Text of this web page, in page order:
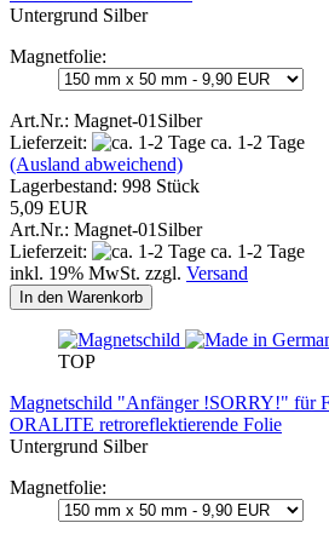
Untergrund Silber
Magnetfolie:
Art.Nr.: Magnet-01Silber
Lieferzeit:
ca. 1-2 Tage
(Ausland abweichend)
Lagerbestand: 998 Stück
5,09 EUR
Art.Nr.: Magnet-01Silber
Lieferzeit:
ca. 1-2 Tage
inkl. 19% MwSt. zzgl. Versand
In den Warenkorb
TOP
Magnetschild "Anfänger !SORRY!" für
ORALITE retroreflektierende Folie
Untergrund Silber
Magnetfolie: